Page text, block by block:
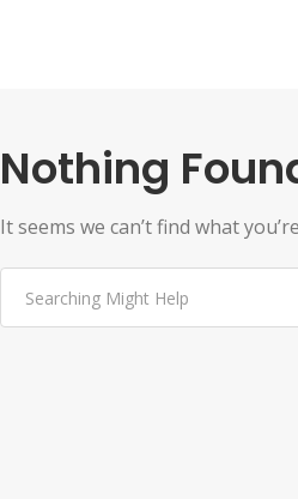
Nothing
It seems we can’t find what